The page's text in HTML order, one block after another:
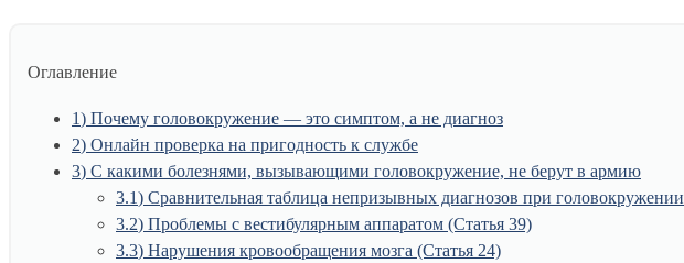
Оглавление
1 Почему головокружение — это симптом, а не диагноз
2 Онлайн проверка на пригодность к службе
3 С какими болезнями, вызывающими головокружение, не берут в армию
3.1 Сравнительная таблица непризывных диагнозов при головокружении
3.2 Проблемы с вестибулярным аппаратом (Статья 39)
3.3 Нарушения кровообращения мозга (Статья 24)